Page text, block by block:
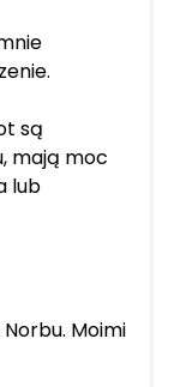
są
mają moc
lub
Moimi